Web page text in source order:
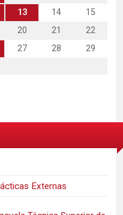
13 14
15
20 21
22
27 28
29
Externas